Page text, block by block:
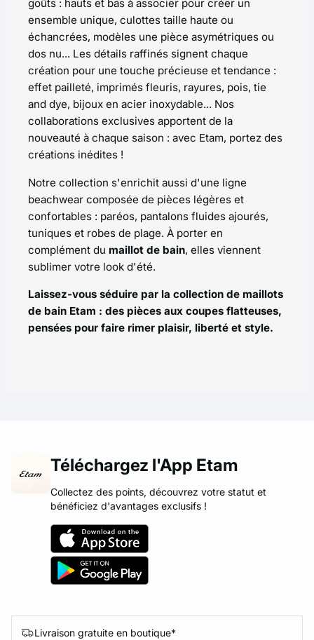
goûts : hauts et bas à associer pour créer un
ensemble unique, culottes taille haute ou
échancrées, modèles une pièce asymétriques ou
dos nu... Les détails raffinés signent chaque
création pour une touche précieuse et tendance :
effet pailleté, imprimés fleuris, rayures, pois, tie
and dye, bijoux en acier inoxydable... Nos
collaborations exclusives apportent de la
nouveauté à chaque saison : avec Etam, portez des
créations inédites !
Notre collection s'enrichit aussi d'une ligne
beachwear composée de pièces légères et
confortables : paréos, pantalons fluides ajourés,
tuniques et robes de plage. À porter en
complément du maillot de bain, elles viennent
sublimer votre look d'été.
Laissez-vous séduire par la collection de maillots
de bain Etam : des pièces aux coupes flatteuses,
pensées pour faire rimer plaisir, liberté et style.
Téléchargez l'App Etam
Collectez des points, découvrez votre statut et
bénéficiez d'avantages exclusifs !
Livraison gratuite en boutique*